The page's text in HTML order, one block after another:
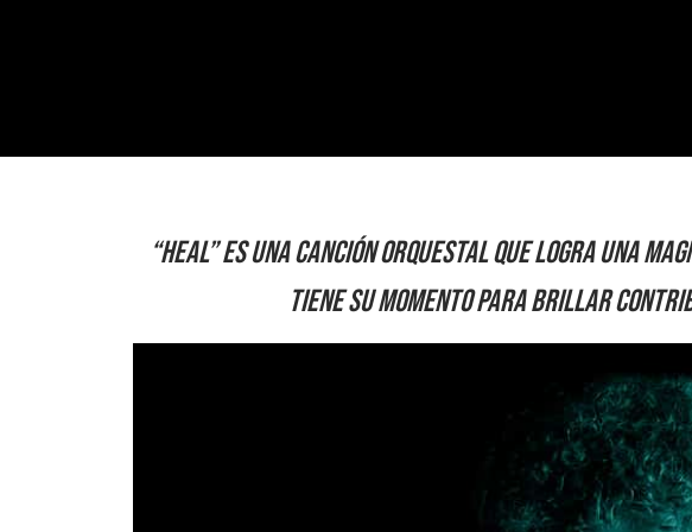
“Heal” es una canción orquestal que logra una
tiene su momento para brillar